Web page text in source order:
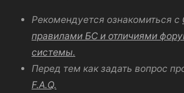
Рекомендуется ознакомиться с
правилами БС и отличиями
системы.
Перед тем как задать вопрос
F.A.Q.